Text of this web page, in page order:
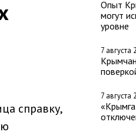
Опыт
могут
уровне
7 августа
7 августа
справку,